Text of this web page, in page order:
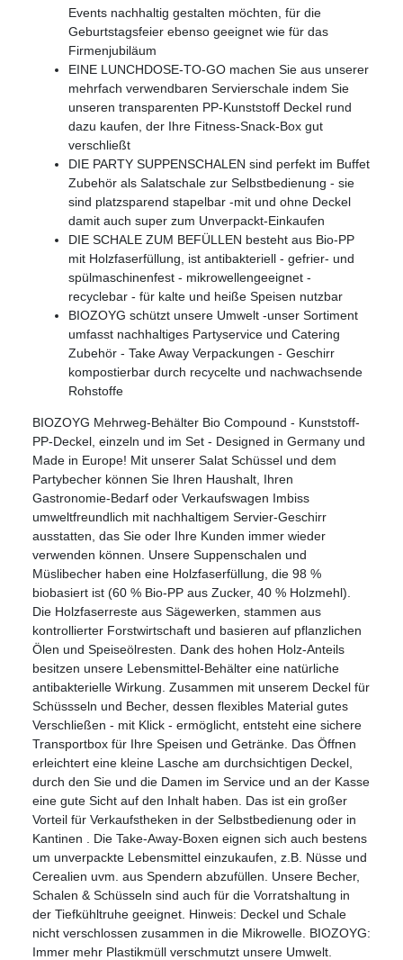
Events nachhaltig gestalten möchten, für die
Geburtstagsfeier ebenso geeignet wie für das
Firmenjubiläum
EINE LUNCHDOSE-TO-GO machen Sie aus unserer
mehrfach verwendbaren Servierschale indem Sie
unseren transparenten PP-Kunststoff Deckel rund
dazu kaufen, der Ihre Fitness-Snack-Box gut
verschließt
DIE PARTY SUPPENSCHALEN sind perfekt im Buffet
Zubehör als Salatschale zur Selbstbedienung - sie
sind platzsparend stapelbar -mit und ohne Deckel
damit auch super zum Unverpackt-Einkaufen
DIE SCHALE ZUM BEFÜLLEN besteht aus Bio-PP
mit Holzfaserfüllung, ist antibakteriell - gefrier- und
spülmaschinenfest - mikrowellengeeignet -
recyclebar - für kalte und heiße Speisen nutzbar
BIOZOYG schützt unsere Umwelt -unser Sortiment
umfasst nachhaltiges Partyservice und Catering
Zubehör - Take Away Verpackungen - Geschirr
kompostierbar durch recycelte und nachwachsende
Rohstoffe
BIOZOYG Mehrweg-Behälter Bio Compound - Kunststoff-
PP-Deckel, einzeln und im Set - Designed in Germany und
Made in Europe! Mit unserer Salat Schüssel und dem
Partybecher können Sie Ihren Haushalt, Ihren
Gastronomie-Bedarf oder Verkaufswagen Imbiss
umweltfreundlich mit nachhaltigem Servier-Geschirr
ausstatten, das Sie oder Ihre Kunden immer wieder
verwenden können. Unsere Suppenschalen und
Müslibecher haben eine Holzfaserfüllung, die 98 %
biobasiert ist (60 % Bio-PP aus Zucker, 40 % Holzmehl).
Die Holzfaserreste aus Sägewerken, stammen aus
kontrollierter Forstwirtschaft und basieren auf pflanzlichen
Ölen und Speiseölresten. Dank des hohen Holz-Anteils
besitzen unsere Lebensmittel-Behälter eine natürliche
antibakterielle Wirkung. Zusammen mit unserem Deckel für
Schüssseln und Becher, dessen flexibles Material gutes
Verschließen - mit Klick - ermöglicht, entsteht eine sichere
Transportbox für Ihre Speisen und Getränke. Das Öffnen
erleichtert eine kleine Lasche am durchsichtigen Deckel,
durch den Sie und die Damen im Service und an der Kasse
eine gute Sicht auf den Inhalt haben. Das ist ein großer
Vorteil für Verkaufstheken in der Selbstbedienung oder in
Kantinen . Die Take-Away-Boxen eignen sich auch bestens
um unverpackte Lebensmittel einzukaufen, z.B. Nüsse und
Cerealien uvm. aus Spendern abzufüllen. Unsere Becher,
Schalen & Schüsseln sind auch für die Vorratshaltung in
der Tiefkühltruhe geeignet. Hinweis: Deckel und Schale
nicht verschlossen zusammen in die Mikrowelle. BIOZOYG:
Immer mehr Plastikmüll verschmutzt unsere Umwelt.